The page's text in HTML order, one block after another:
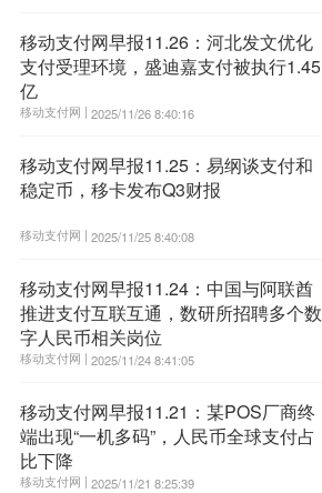
移动支付网早报11.26：河北发文优化
支付受理环境，盛迪嘉支付被执行1.45
亿
移动支付网 | 2025/11/26 8:40:16
移动支付网早报11.25：易纲谈支付和
稳定币，移卡发布Q3财报
移动支付网 | 2025/11/25 8:40:08
移动支付网早报11.24：中国与阿联酋
推进支付互联互通，数研所招聘多个数
字人民币相关岗位
移动支付网 | 2025/11/24 8:41:05
移动支付网早报11.21：某POS厂商终
端出现“一机多码”，人民币全球支付占
比下降
移动支付网 | 2025/11/21 8:25:39